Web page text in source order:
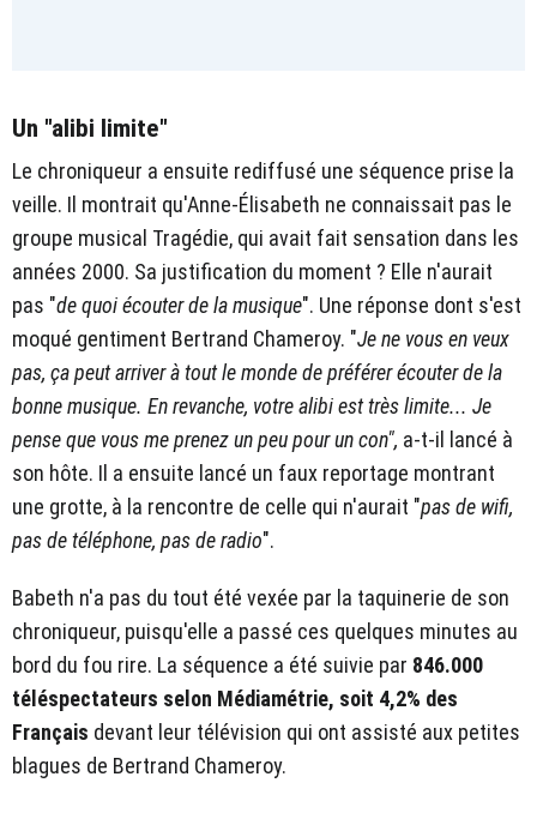
Un "alibi limite"
Le chroniqueur a ensuite rediffusé une séquence prise la
veille. Il montrait qu'Anne-Élisabeth ne connaissait pas le
groupe musical Tragédie, qui avait fait sensation dans les
années 2000. Sa justification du moment ? Elle n'aurait
pas "de quoi écouter de la musique". Une réponse dont s'est
moqué gentiment Bertrand Chameroy. "Je ne vous en veux
pas, ça peut arriver à tout le monde de préférer écouter de la
bonne musique. En revanche, votre alibi est très limite... Je
pense que vous me prenez un peu pour un con", a-t-il lancé à
son hôte. Il a ensuite lancé un faux reportage montrant
une grotte, à la rencontre de celle qui n'aurait "pas de wifi,
pas de téléphone, pas de radio".
Babeth n'a pas du tout été vexée par la taquinerie de son
chroniqueur, puisqu'elle a passé ces quelques minutes au
bord du fou rire. La séquence a été suivie par 846.000
téléspectateurs selon Médiamétrie, soit 4,2% des
Français devant leur télévision qui ont assisté aux petites
blagues de Bertrand Chameroy.